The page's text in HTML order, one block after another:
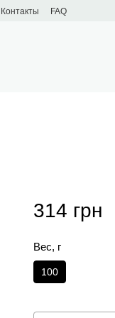
Контакты
FAQ
314 грн
Вес, г
100